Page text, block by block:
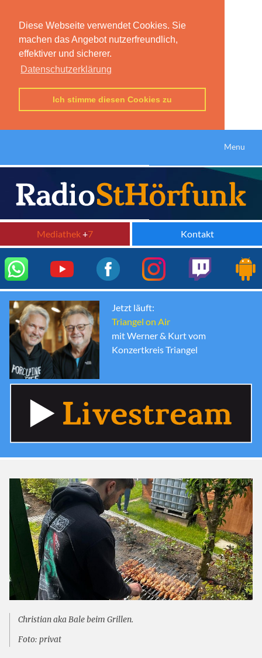
Diese Webseite verwendet Cookies. Sie
machen das Angebot nutzerfreundlich,
effektiver und sicherer.
Datenschutzerklärung
Ich stimme diesen Cookies zu
Menu
Mediathek+7 Kontakt
Jetzt läuft:
Triangel on Air
mit Werner & Kurt vom
Konzertkreis Triangel
Christian aka Bale beim Grillen.
Foto: privat